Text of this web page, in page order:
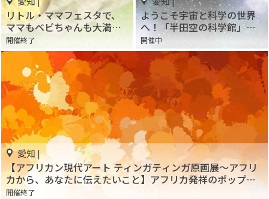
リトル・ママフェスタで、
ママもベビちゃんも大満足
♡名古屋・吹上ホールで開
催するよ☆
開催終了
ようこそ宇宙と科学の世界
へ！「半田空の科学館」で
星空や地球の不思議を楽し
く学ぼう
開催中
愛知 |
【アフリカン現代アート ティンガティンガ原画展～アフリ
カから、あなたに伝えたいこと】アフリカ発祥のポップア
ートの美しさを体感！
開催終了